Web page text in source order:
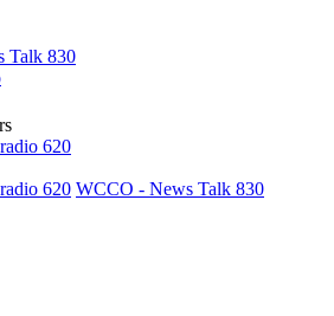
Talk 830
620
620 WCCO - News Talk 830